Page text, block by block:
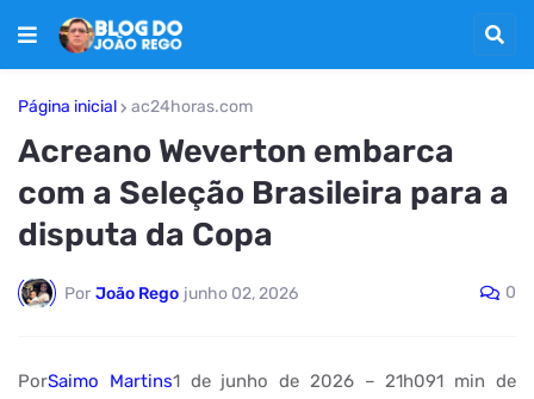
Página inicial ac24horas.com
Acreano Weverton embarca
com a Seleção Brasileira para a
disputa da Copa
Por João Rego junho 02, 2026 0
PorSaimo Martins1 de junho de 2026 – 21h091 min de